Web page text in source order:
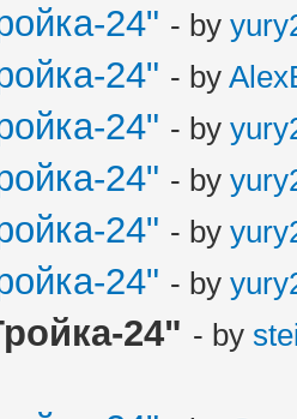
24" - by
24" - by
24" - by
24" - by
24" - by
24" - by
24" - by